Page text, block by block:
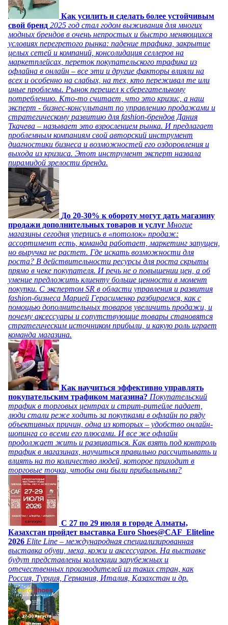
Как усилить и сделать более устойчивым
свой бренд 2025 год стал годом выживания для многих
модных брендов в очень непростых и быстро меняющихся
условиях перегретого рынка: падение трафика, закрытие
целых сетей и компаний, консолидация селлеров на
маркетплейсах, переток покупательского трафика из
офлайна в онлайн – все эти и другие факторы влияли на
всех и особенно на слабых, на тех, кто переживал те или
иные проблемы. Рынок перешел к сберегательному
потреблению. Кто-то считает, что это кризис, а наш
эксперт - бизнес-консультант по управлению продажами и
стратегическому развитию для fashion-брендов Дания
Ткачева – называет это взрослением рынка. И предлагает
проблемным компаниям свой авторский инструмент
диагностики бизнеса и возможностей его оздоровления и
выхода из кризиса. Этот инструмент эксперт назвала
пирамидой зрелости бренда.
До 20-30% к обороту могут дать магазину
продажи дополнительных товаров и услуг Многие
магазины сегодня уперлись в «потолок» продаж:
ассортимент есть, команда работает, маркетинг запущен,
но выручка не растет. Где искать возможности для
роста? В действительности ресурсы для роста скрыты
прямо в чеке покупателя. И речь не о повышении цен, а об
умение предложить клиенту больше ценности в момент
покупки. С экспертом SR в области управления и развития
fashion-бизнеса Марией Герасименко разбираемся, как с
помощью дополнительных товаров увеличить продажи, и
почему аксессуары и сопутствующие товары становятся
стратегическим источником прибыли, и какую роль играет
команда магазина.
Как научиться эффективно управлять
покупательским трафиком магазина? Покупательский
трафик в торговых центрах и стрит-ритейле падает,
люди стали реже ходить за покупками в офлайн по ряду
объективных причин, одна из которых – удобство онлайн-
шопинга со всеми его плюсами. И все же офлайн
продолжает жить и развиваться. Как взять под контроль
трафик в магазинах, научиться правильно рассчитывать и
влиять на то количество людей, которое приходит в
торговые точки, чтобы они были прибыльными?
C 27 по 29 июля в городе Алматы,
Казахстан пройдет выставка Euro Shoes@CAF_Eliteline
2026 Elite Line – международная специализированная
выставка обуви, меха, кожи и аксессуаров. На выставке
будут представлены коллекции зарубежных и
отечественных производителей из таких стран, как
Россия, Турция, Германия, Италия, Казахстан и др.